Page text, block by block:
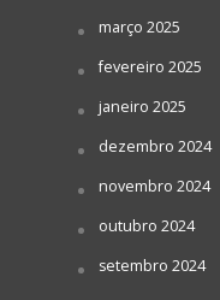
março 2025
fevereiro 2025
janeiro 2025
dezembro 2024
novembro 2024
outubro 2024
setembro 2024